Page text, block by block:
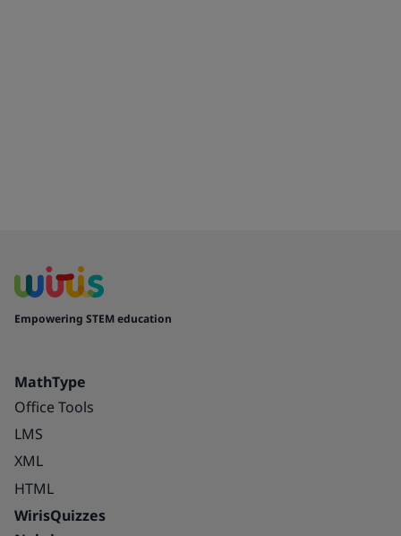
Empowering STEM education
MathType
Office Tools
LMS
XML
HTML
WirisQuizzes